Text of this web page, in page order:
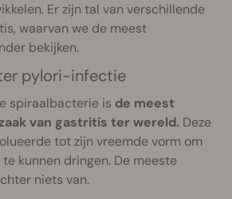
Er zijn tal van verschillende
waarvan we de meest
bekijken.
pylori-infectie
spiraalbacterie is de meest
van gastritis ter wereld. Deze
tot zijn vreemde vorm om
kunnen dringen. De meeste
niets van.